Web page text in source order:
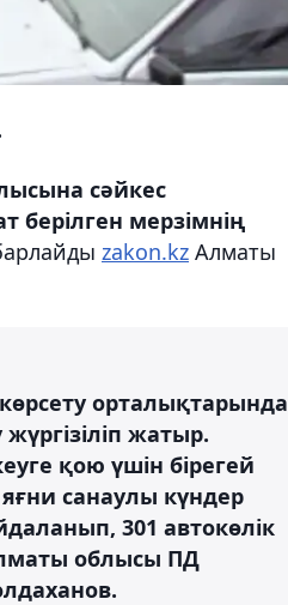
сәйкес
берілген мерзімнің
zakon.kz Алматы
орталықтарында
жатыр.
қою үшін бірегей
яғни санаулы күндер
301 автокөлік
облысы ПД